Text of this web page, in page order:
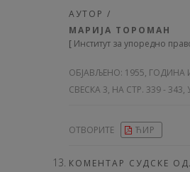
АУТОР /
МАРИЈА ТОРОМАН
[ Институт за упоредно
ОБЈАВЉЕНО: 1955, ГОДИНА
СВЕСКА 3, НА СТР. 339 - 343,
ОТВОРИТЕ ЋИР
КОМЕНТАР СУДСКЕ